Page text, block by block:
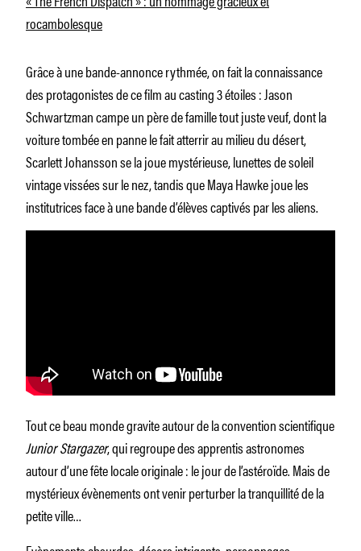
rocambolesque
Grâce à une bande-annonce rythmée, on fait la connaissance
des protagonistes de ce film au casting 3 étoiles : Jason
Schwartzman campe un père de famille tout juste veuf, dont la
voiture tombée en panne le fait atterrir au milieu du désert,
Scarlett Johansson se la joue mystérieuse, lunettes de soleil
vintage vissées sur le nez, tandis que Maya Hawke joue les
institutrices face à une bande d’élèves captivés par les aliens.
Tout ce beau monde gravite autour de la convention scientifique
Junior Stargazer, qui regroupe des apprentis astronomes
autour d’une fête locale originale : le jour de l’astéroïde. Mais de
mystérieux évènements ont venir perturber la tranquillité de la
petite ville…